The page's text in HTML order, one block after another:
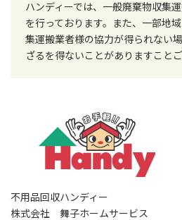
ハンディーでは、一般廃棄物収集
を行っております。また、一部地
集運搬業者様の協力が得られない
ざるを得ないことがありますこと
不用品回収ハンディー
株式会社 舞子ホームサービス